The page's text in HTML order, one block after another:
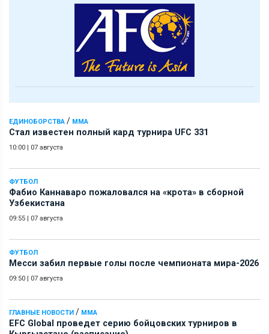
ЕДИНОБОРСТВА / ММА
Стал известен полный кард турнира UFC 331
10:00 07 августа
ФУТБОЛ
Фабио Каннаваро пожаловался на «крота» в сборной
Узбекистана
09:55 07 августа
ФУТБОЛ
Месси забил первые голы после чемпионата мира-2026
09:50 07 августа
ГЛАВНЫЕ НОВОСТИ / ММА
EFC Global проведет серию бойцовских турниров в